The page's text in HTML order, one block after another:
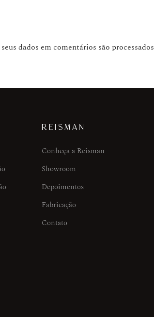
dados em comentários são processados
REISMAN
Conheça a Reisman
Showroom
Depoimentos
Fabricação
Contato